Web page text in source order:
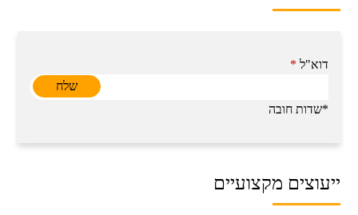
דוא"ל *
*שדות חובה
ייעוצים מקצועיים